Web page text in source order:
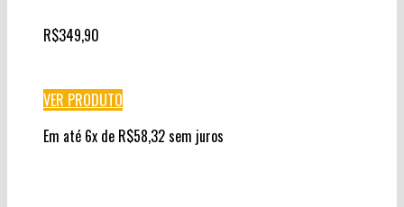
R$349,90
VER PRODUTO
Em até 6x de R$58,32sem juros